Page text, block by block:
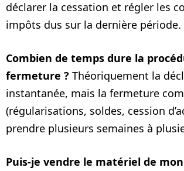
déclarer la cessation et régler les
impôts dus sur la dernière période.
Combien de temps dure la
fermeture ? Théoriquement la
instantanée, mais la fermeture
(régularisations, soldes, cession
prendre plusieurs semaines à
Puis‑je vendre le matériel de